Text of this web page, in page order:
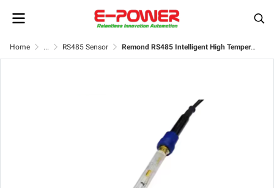
Home ... RS485 Sensor Remond RS485 Intelligent High Temperature Water pH Sensor/ pH Glass Sensor for Water Quality Analysis